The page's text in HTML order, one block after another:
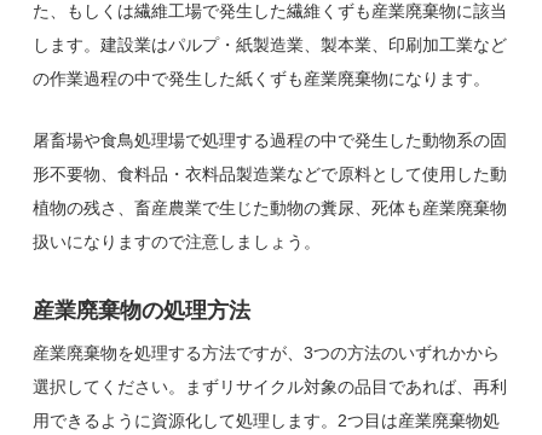
た、もしくは繊維工場で発生した繊維くずも産業廃棄物に該当
します。建設業はパルプ・紙製造業、製本業、印刷加工業など
の作業過程の中で発生した紙くずも産業廃棄物になります。
屠畜場や食鳥処理場で処理する過程の中で発生した動物系の固
形不要物、食料品・衣料品製造業などで原料として使用した動
植物の残さ、畜産農業で生じた動物の糞尿、死体も産業廃棄物
扱いになりますので注意しましょう。
産業廃棄物の処理方法
産業廃棄物を処理する方法ですが、3つの方法のいずれかから
選択してください。まずリサイクル対象の品目であれば、再利
用できるように資源化して処理します。2つ目は産業廃棄物処